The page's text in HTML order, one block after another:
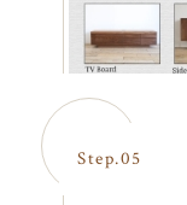
Step.05